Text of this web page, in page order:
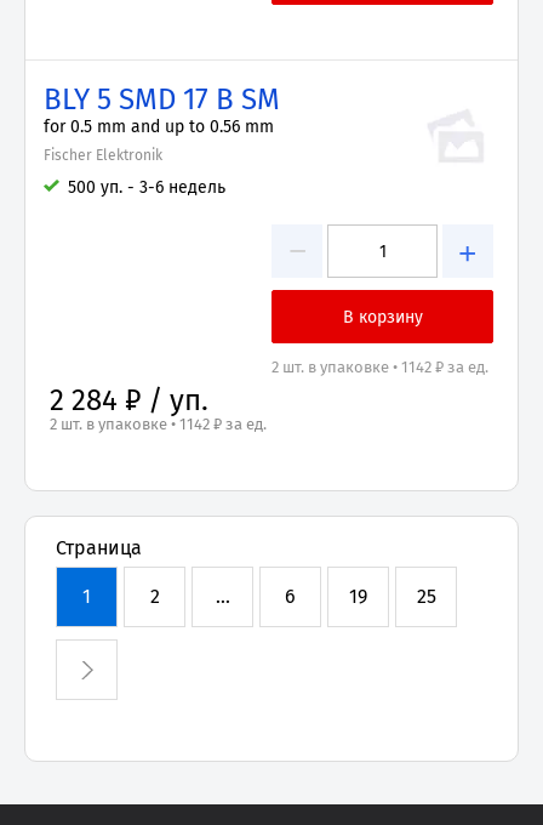
BLY 5 SMD 17 B SM
for 0.5 mm and up to 0.56 mm
Fischer Elektronik
500 уп. - 3-6 недель
− +
2 шт. в упаковке • 1142 ₽ за ед.
2 284 ₽ / уп.
2 шт. в упаковке • 1142 ₽ за ед.
Страница
1 2 ... 6 19 25